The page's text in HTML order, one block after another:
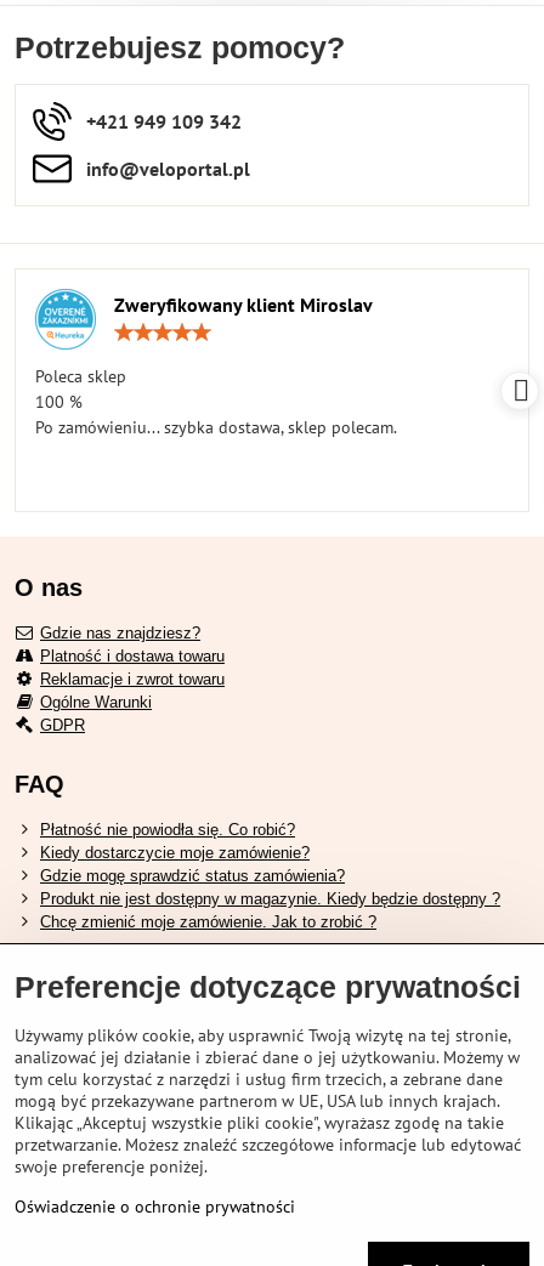
Potrzebujesz pomocy?
+421 949 109 342
info​​@veloportal​.pl
Zweryfikowany klient Miroslav
Poleca sklep
100 %
Po zamówieniu... szybka dostawa, sklep polecam.
O nas
Gdzie nas znajdziesz?
Platność i dostawa towaru
Reklamacje i zwrot towaru
Ogólne Warunki
GDPR
FAQ
Płatność nie powiodła się. Co robić?
Kiedy dostarczycie moje zamówienie?
Gdzie mogę sprawdzić status zamówienia?
Produkt nie jest dostępny w magazynie. Kiedy będzie dostępny ?
Chcę zmienić moje zamówienie. Jak to zrobić ?
Przydatne linki
Tabela rozmiarów butów Shimano.
Jak wybrać odpowiedni widelec amortyzowany.
Jak wybrać odpowiedni rozmiar kasku?
Przewodnik po akumulatorach Shimano.
Zrozumienie opon bezdętkowych Schwalbe
VELOPORTAL STORES L.T.D.
Preferencje dotyczące prywatności
Używamy plików cookie, aby usprawnić Twoją wizytę na tej stronie,
analizować jej działanie i zbierać dane o jej użytkowaniu. Możemy w
tym celu korzystać z narzędzi i usług firm trzecich, a zebrane dane
mogą być przekazywane partnerom w UE, USA lub innych krajach.
Klikając „Akceptuj wszystkie pliki cookie", wyrażasz zgodę na takie
przetwarzanie. Możesz znaleźć szczegółowe informacje lub edytować
swoje preferencje poniżej.
Oświadczenie o ochronie prywatności